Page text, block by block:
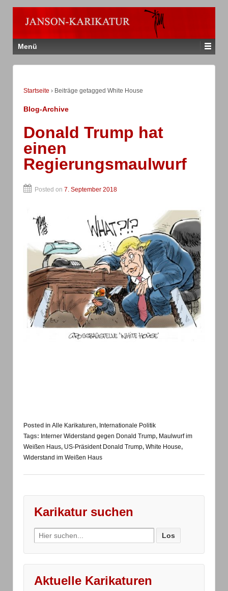
Menü
Startseite › Beiträge getagged White House
Blog-Archive
Donald Trump hat
einen
Regierungsmaulwurf
Posted on 7. September 2018
Posted in Alle Karikaturen, Internationale Politik
Tags: Interner Widerstand gegen Donald Trump, Maulwurf im
Weißen Haus, US-Präsident Donald Trump, White House,
Widerstand im Weißen Haus
Karikatur suchen
Search
for:
Aktuelle Karikaturen